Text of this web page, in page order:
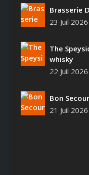
Brasserie
23 Juil 2026
The
whisky
22 Juil 2026
Bon
21 Juil 2026